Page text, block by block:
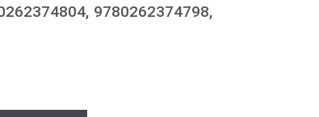
9780262374798,